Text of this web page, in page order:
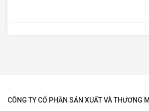
CÔNG TY CỔ PHẦN SẢN XUẤT VÀ THƯƠNG